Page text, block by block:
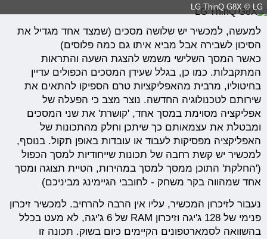
LG ThinQ G8X © LG
למעשה, למכשיר יש שלושה מסכים (שמצד אחד מגדיל את
הסיכון לשבירה אבל מביא איתו גם כמה פלוסים)
כאשר המסך השלישי משמש להצגת השעה והתראות
המתקבלות. כמו כן, בגלל שעידן המסכים הכפולים עדיין
בחיטוליו, מרבית מהאפליקציות טרם הספיקו להתאים את
שירותם לטכנולוגיה החדשה. נוצר מצב כי הפעלה של
אפליקציה מסוימת במסך אחד, 'קושרת' את שני המסכים
ומבטלת את עצמאותם כך שיתכן וחלק מהתכונות של
האפליקציה מפסיקות לעבוד או עובדות באופן תקול. בנוסף,
למכשיר יש קשת רחבה של תכונות שייחודיות למסך הכפול
('החלקת' התוכן ממסך למסך במהירות, הטיית תצוגה ומסך
אחד שמהווה בקר משחק - לחובבי הגיימינג מביניכם)
נעבור לזיכרון המכשיר, עליו אין הרבה להרחיב. למכשיר זיכרון
פנימי של 128 ג'יגה וזיכרון RAM של 6 ג'יגה, לא מעט בכלל
בהשוואה לסמארטפונים הקיימים כיום בשוק. תכונה זו